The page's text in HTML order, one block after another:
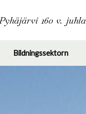
Pyhäjärvi 160 v.
Bildningssektorn